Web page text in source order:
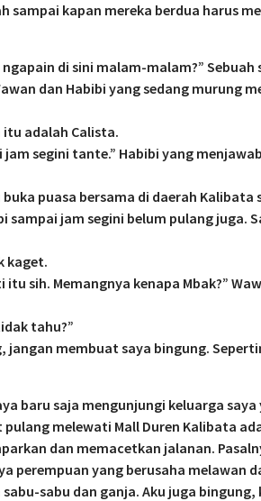
sampai kapan mereka berdua harus
di sini malam-malam?” Sebuah
dan Habibi yang sedang murung
itu adalah Calista.
segini tante.” Habibi yang
puasa bersama di daerah Kalibata
jam segini belum pulang juga.
kaget.
sih. Memangnya kenapa Mbak?”
tahu?”
jangan membuat saya bingung.
baru saja mengunjungi keluarga saya
melewati Mall Duren Kalibata
dan memacetkan jalanan.
perempuan yang berusaha melawan
sabu dan ganja. Aku juga bingung,